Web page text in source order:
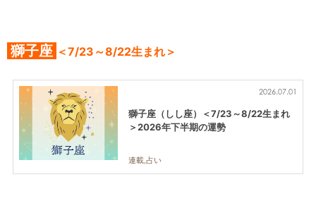
獅子座 ＜7/23～8/22生まれ＞
2026.07.01
獅子座（しし座）＜7/23～8/22生まれ
＞2026年下半期の運勢
連載,占い